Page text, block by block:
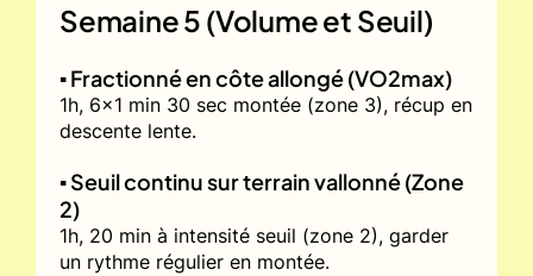
Semaine 5 (Volume et Seuil)
▪️ Fractionné en côte allongé (VO2max)
1h, 6x1 min 30 sec montée (zone 3), récup en
descente lente.
▪️ Seuil continu sur terrain vallonné (Zone
2)
1h, 20 min à intensité seuil (zone 2), garder
un rythme régulier en montée.